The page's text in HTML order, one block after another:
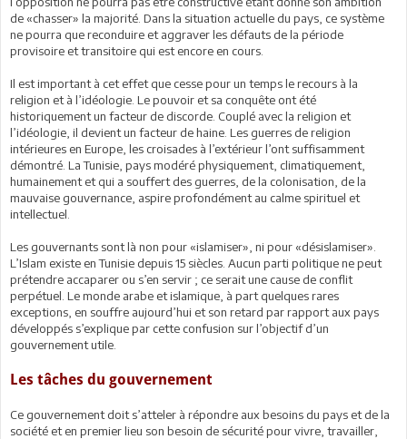
de «chasser» la majorité. Dans la situation actuelle du pays, ce système
ne pourra que reconduire et aggraver les défauts de la période
provisoire et transitoire qui est encore en cours.
Il est important à cet effet que cesse pour un temps le recours à la
religion et à l’idéologie. Le pouvoir et sa conquête ont été
historiquement un facteur de discorde. Couplé avec la religion et
l’idéologie, il devient un facteur de haine. Les guerres de religion
intérieures en Europe, les croisades à l’extérieur l’ont suffisamment
démontré. La Tunisie, pays modéré physiquement, climatiquement,
humainement et qui a souffert des guerres, de la colonisation, de la
mauvaise gouvernance, aspire profondément au calme spirituel et
intellectuel.
Les gouvernants sont là non pour «islamiser», ni pour «désislamiser».
L’Islam existe en Tunisie depuis 15 siècles. Aucun parti politique ne peut
prétendre accaparer ou s’en servir ; ce serait une cause de conflit
perpétuel. Le monde arabe et islamique, à part quelques rares
exceptions, en souffre aujourd’hui et son retard par rapport aux pays
développés s’explique par cette confusion sur l’objectif d’un
gouvernement utile.
Les tâches du gouvernement
Ce gouvernement doit s’atteler à répondre aux besoins du pays et de la
société et en premier lieu son besoin de sécurité pour vivre, travailler,